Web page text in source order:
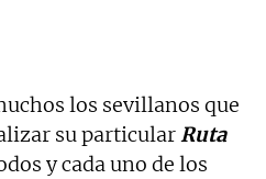
los sevillanos que
su particularRuta
y cada uno de los